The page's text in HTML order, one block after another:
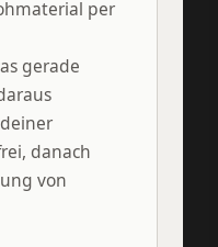
per
gerade
danach
von